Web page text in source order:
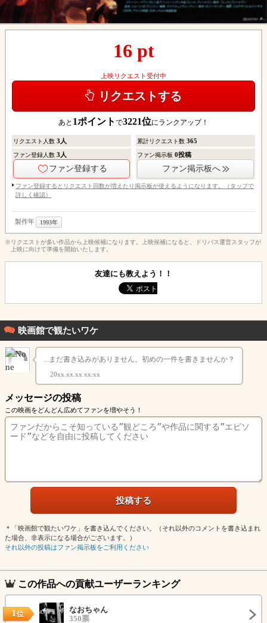
16 pt
上映リクエスト受付中
リクエストする
あと 1ポイント で3221位にランクアップ！
リクエスト人数 3 人 累計リクエスト数365
ファン登録人数 3 人
ファン登録する
ファン掲示板0投稿
ファン掲示板へ
ファン登録するとリクエスト回数が増えたり掲示板が使えるようになります。（タップで
詳しく確認）
製作年 1993年
※リクエストが多い作品から上映候補になります。上映候補になると、ドリパス運営スタッフが
上映に向けて準備を開始いたします。
友達にも教えよう！！
映画館で観たいワケ
...まだ書き込みがありません。初めの一件を書きませんか？
20xx.xx.xx xx:xx
メッセージの投稿
この映画をどんどん広めてファンを増やそう！
＊「映画館で観たいワケ」を書き込んでください。（それ以外のコメントを書き込まれ
た場合、非表示になる場合がございます。）
それ以外の投稿はファン掲示板をご利用ください
この作品への貢献ユーザーランキング
1位
なおちゃん
350票